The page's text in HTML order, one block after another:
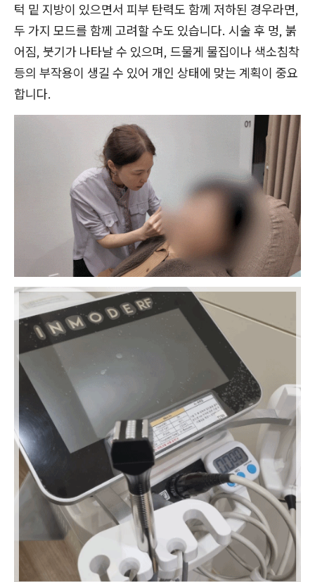
턱 밑 지방이 있으면서 피부 탄력도 함께 저하된 경우라면,
두 가지 모드를 함께 고려할 수도 있습니다. 시술 후 멍, 붉
어짐, 붓기가 나타날 수 있으며, 드물게 물집이나 색소침착
등의 부작용이 생길 수 있어 개인 상태에 맞는 계획이 중요
합니다.